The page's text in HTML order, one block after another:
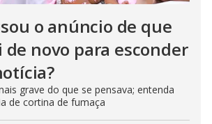
o anúncio de que
de novo para esconder
grave do que se pensava; entenda
de cortina de fumaça